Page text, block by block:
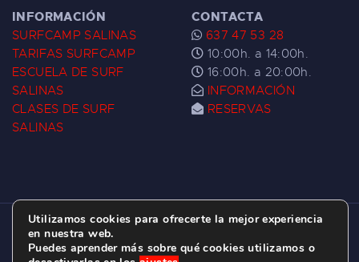
INFORMACIÓN
SURFCAMP SALINAS
TARIFAS SURFCAMP
ESCUELA DE SURF
SALINAS
CLASES DE SURF
SALINAS
CONTACTA
637 47 53 28
10:00h. a 14:00h.
16:00h. a 20:00h.
INFORMACIÓN
RESERVAS
ESCUELA DE SURF LAS DUNAS ©
C/ BERNARDO ÁLVAREZ GALAN 1, SALINAS
Utilizamos cookies para ofrecerte la mejor experiencia
en nuestra web.
Puedes aprender más sobre qué cookies utilizamos o